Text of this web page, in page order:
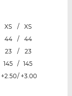
XS /
XS
44 /
44
23 /
23
145 / 145
+2.50/ +3.00